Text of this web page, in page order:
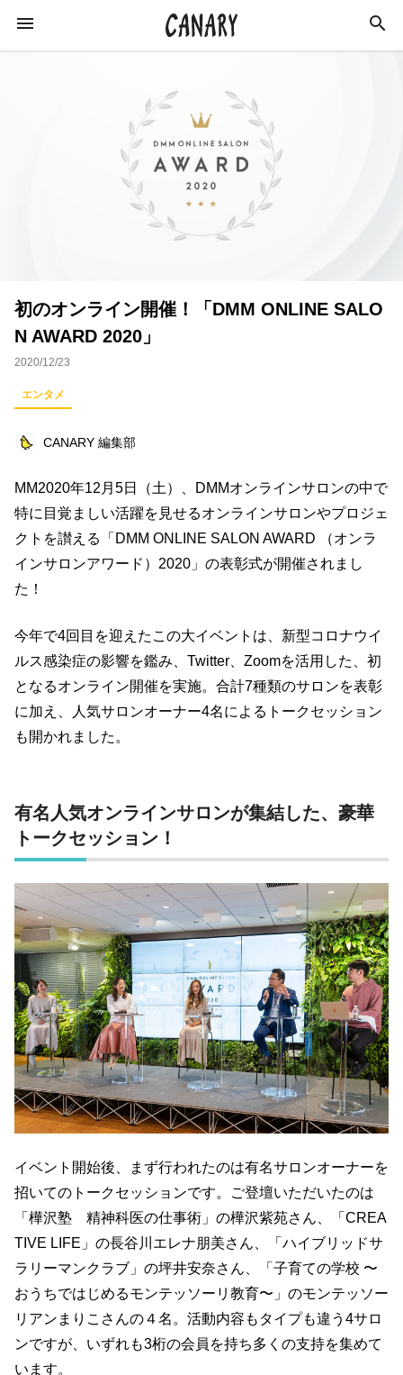
KEYWORD
キーワード
エンターテインメント
イベントレポート ライフスタイル
音楽
仕事術 お笑い芸人 漫画
コミュニティ タレント 高木里代子
連載企画 高屋校長 オフ会
初のオンライン開催！「DMM ONLINE SALO
N AWARD 2020」
2020/12/23
エンタメ
CANARY 編集部
MM2020年12月5日（土）、DMMオンラインサロンの中で
特に目覚ましい活躍を見せるオンラインサロンやプロジェ
クトを讃える「DMM ONLINE SALON AWARD （オンラ
インサロンアワード）2020」の表彰式が開催されまし
た！
今年で4回目を迎えたこの大イベントは、新型コロナウイ
ルス感染症の影響を鑑み、Twitter、Zoomを活用した、初
となるオンライン開催を実施。合計7種類のサロンを表彰
に加え、人気サロンオーナー4名によるトークセッション
も開かれました。
有名人気オンラインサロンが集結した、豪華
トークセッション！
イベント開始後、まず行われたのは有名サロンオーナーを
招いてのトークセッションです。ご登壇いただいたのは
「樺沢塾 精神科医の仕事術」の樺沢紫苑さん、「CREA
TIVE LIFE」の長谷川エレナ朋美さん、「ハイブリッドサ
ラリーマンクラブ」の坪井安奈さん、「子育ての学校 〜
おうちではじめるモンテッソーリ教育〜」のモンテッソー
リアンまりこさんの４名。活動内容もタイプも違う4サロ
ンですが、いずれも3桁の会員を持ち多くの支持を集めて
います。